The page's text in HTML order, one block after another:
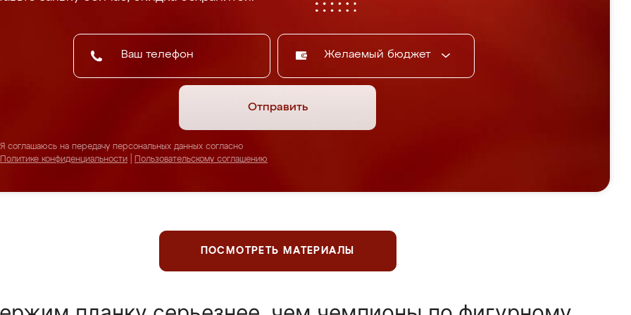
Желаемый бюджет
Отправить
Я соглашаюсь на передачу персональных данных согласно
Политике конфиденциальности
Пользовательскому соглашению
ПОСМОТРЕТЬ МАТЕРИАЛЫ